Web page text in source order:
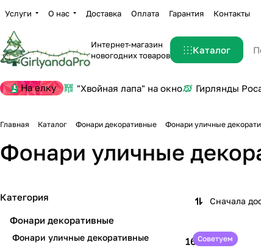
Услуги О нас Доставка Оплата Гарантия Контакты
Интернет-магазин
новогодних товаров
Каталог
На елку "Хвойная лапа" на окно Гирлянды
Главная Каталог Фонари декоративные Фонари уличные
Фонари уличные
Сначала
Советуем
16 999 ₽
Категория
Фонари декоративные
Фонари уличные декоративные